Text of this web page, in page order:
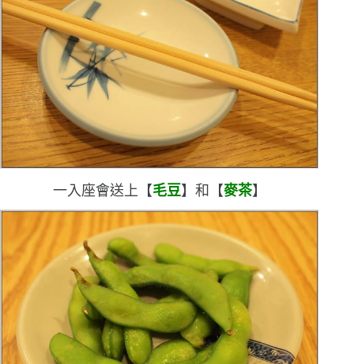
一入座會送上【毛豆】和【麥茶】